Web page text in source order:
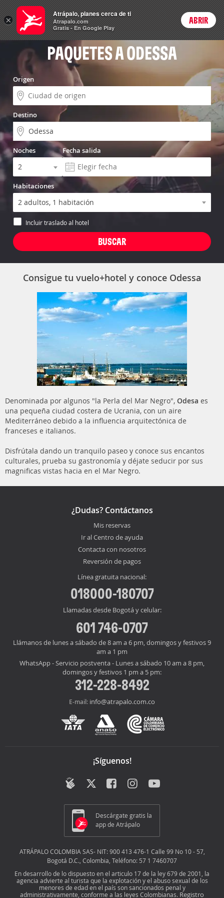
Vuelo+Hotel Login
PAQUETES A ODESSA
Origen
Destino
Noches Fecha salida
Habitaciones
Incluir traslado al hotel
Consigue tu vuelo+hotel y conoce Odessa
Denominada por algunos "la Perla del Mar Negro", Odesa es
una pequeña ciudad costera de Ucrania, con un aire
Mediterráneo debido a la influencia arquitectónica de
franceses e italianos.
Disfrútala dando un tranquilo paseo y conoce sus encantos
culturales, prueba su gastronomía y déjate seducir por sus
magnificas vistas hacia en el Mar Negro.
¿Dudas? Contáctanos
Mis reservas
Ir al Centro de ayuda
Contacta con nosotros
Reversión de pagos
Línea gratuita nacional:
018000-180707
Llamadas desde Bogotá y celular:
601 746-0707
Llámanos de lunes a sábado de 8 am a 6 pm, domingos y festivos 9
am a 1 pm
WhatsApp - Servicio postventa - Lunes a sábado 10 am a 8 pm,
domingos y festivos 1 pm a 5 pm:
312-228-8492
E-mail: info@atrapalo.com.co
¡Síguenos!
Descárgate gratis la
app de Atrápalo
ATRÁPALO COLOMBIA SAS- NIT: 900 413 476-1 Calle 99 No 10 - 57,
Bogotá D.C., Colombia, Teléfono: 57 1 7460707
En desarrollo de lo dispuesto en el articulo 17 de la ley 679 de 2001, la
agencia advierte al turista que la explotación y el abuso sexual de los
menores de edad en el país son sancionados penal y
administrativamente, conforme a las leyes Colombianas. Registro
×
Atrápalo, planes cerca de ti
Atrapalo.com
Gratis - En Google Play
ABRIR